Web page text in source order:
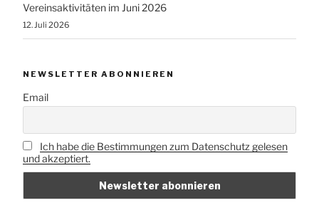
Vereinsaktivitäten im Juni 2026
12. Juli 2026
NEWSLETTER ABONNIEREN
Email
Ich habe die Bestimmungen zum Datenschutz gelesen
und akzeptiert.